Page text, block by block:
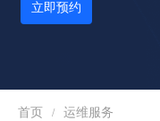
立即预约
首页 / 运维服务